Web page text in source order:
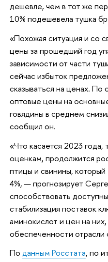
дешевле, чем в тот же
10% подешевела тушка
«Похожая ситуация и со
цены за прошедший год
зависимости от части
сейчас избыток
сказываться на ценах. По
оптовые цены на
говядины в среднем
сообщил он.
«Что касается 2023
оценкам, продолжится
птицы и свинины,
4%, — прогнозирует
способствовать
стабилизация поставок
аминокислот и цен на
обеспеченности
По данным Росстата, по